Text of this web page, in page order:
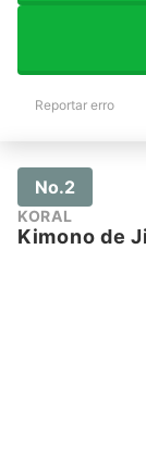
Reportar erro
No.2
KORAL
Kimono de